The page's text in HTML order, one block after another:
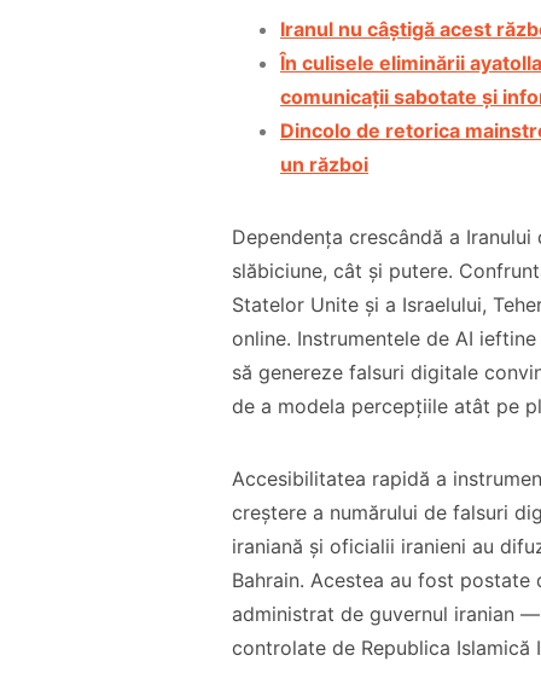
Iranul nu câștigă acest
În culisele eliminării
comunicații sabotate și
Dincolo de retorica
un război
Dependența crescândă a
slăbiciune, cât și putere.
Statelor Unite și a Israelului,
online. Instrumentele de AI
să genereze falsuri digitale
de a modela percepțiile atât pe
Accesibilitatea rapidă a
creștere a numărului de falsuri
iraniană și oficialii iranieni au
Bahrain. Acestea au fost postate
administrat de guvernul iranian
controlate de Republica Islamică